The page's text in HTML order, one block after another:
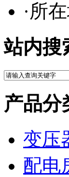
·所
站内搜
产品分
变压
配电